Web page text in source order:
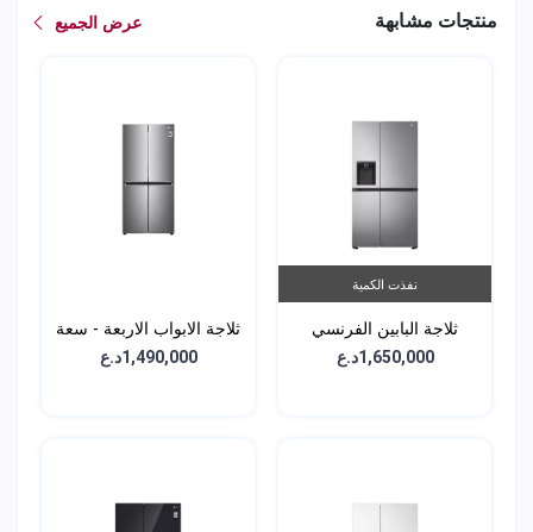
منتجات مشابهة عرض الجميع
نفذت الكمية
ثلاجة البابين الفرنسي
1,650,000د.ع
ثلاجة الابواب الاربعة - سعة
1,490,000د.ع